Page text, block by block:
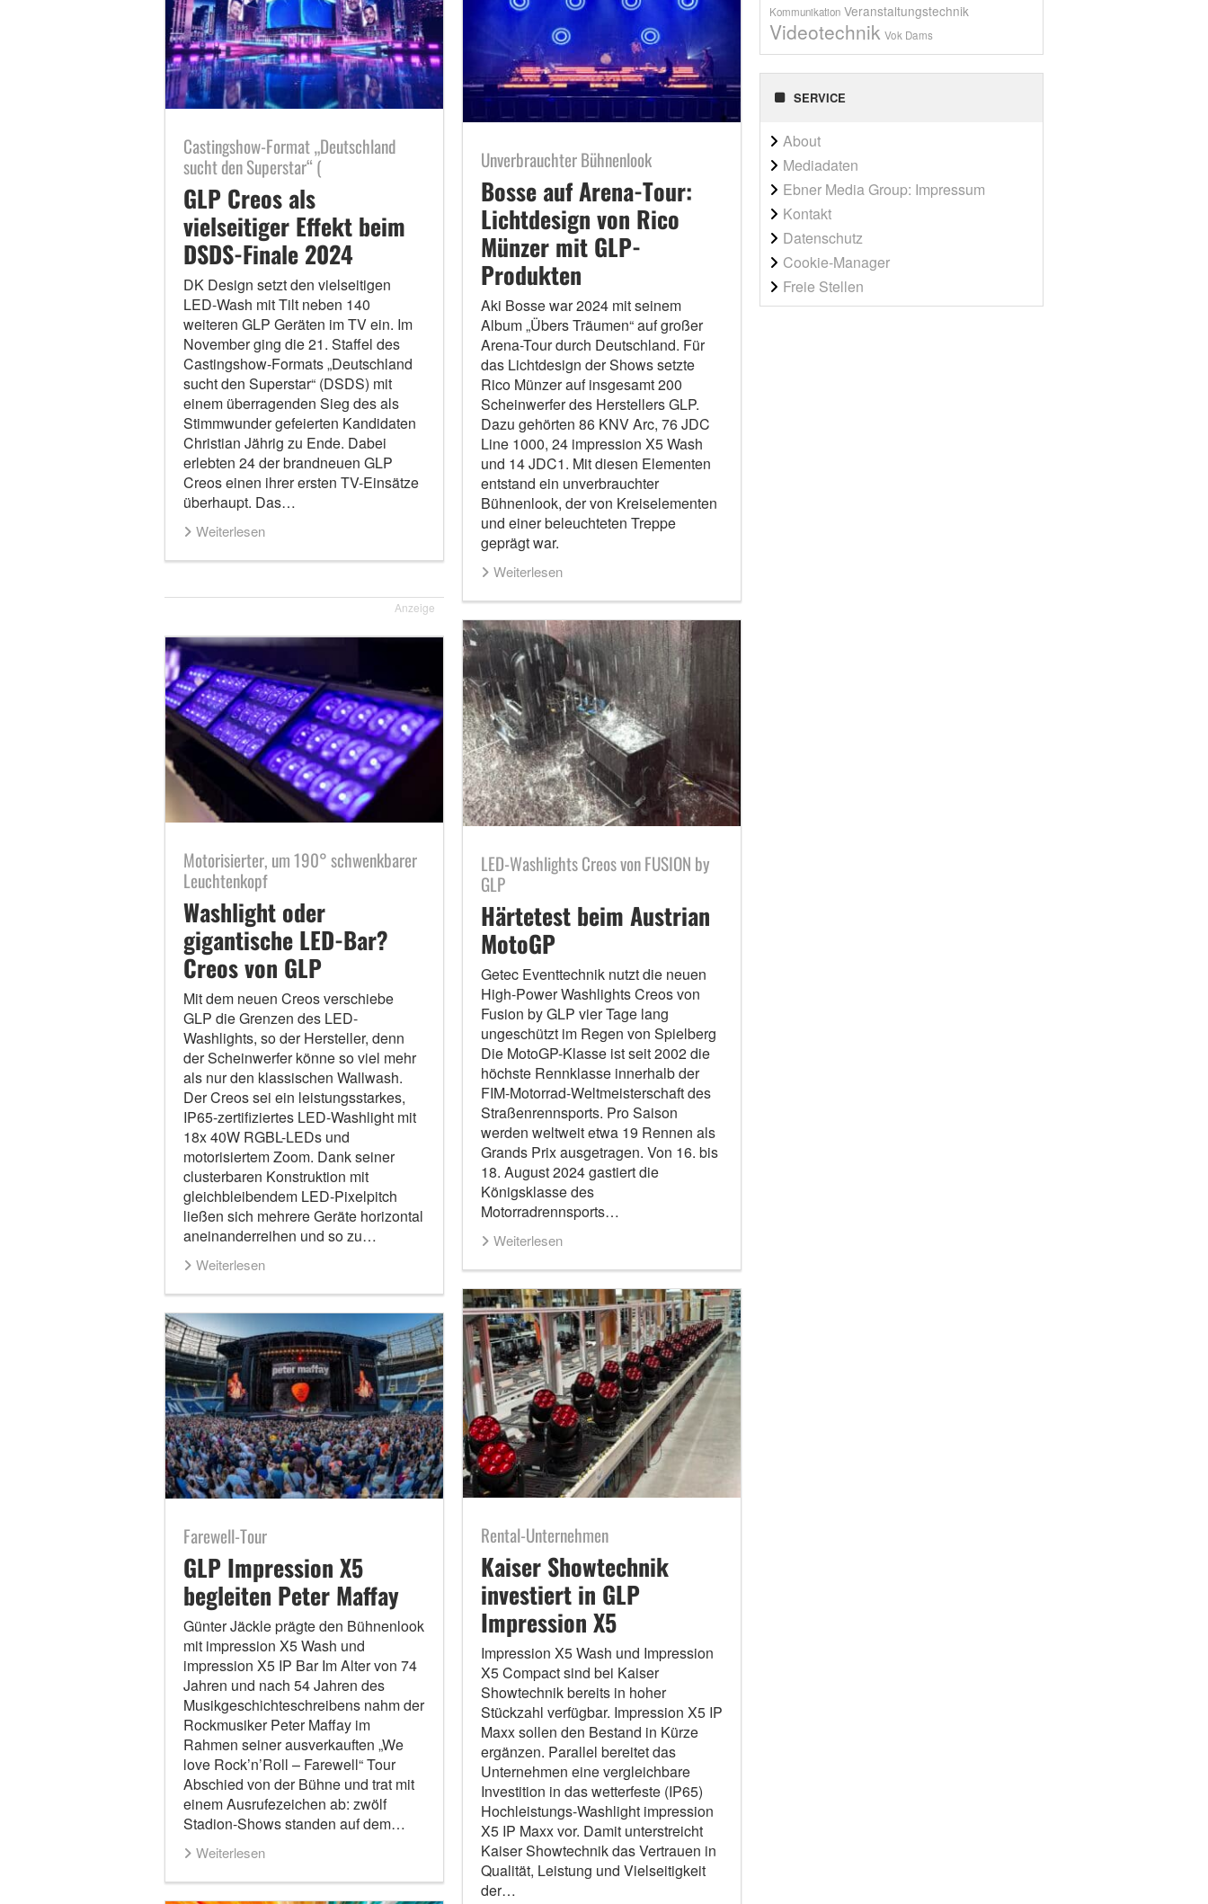
Castingshow-Format „Deutschland
sucht den Superstar“ (
GLP Creos als
vielseitiger Effekt beim
DSDS-Finale 2024
DK Design setzt den vielseitigen
LED-Wash mit Tilt neben 140
weiteren GLP Geräten im TV ein. Im
November ging die 21. Staffel des
Castingshow-Formats „Deutschland
sucht den Superstar“ (DSDS) mit
einem überragenden Sieg des als
Stimmwunder gefeierten Kandidaten
Christian Jährig zu Ende. Dabei
erlebten 24 der brandneuen GLP
Creos einen ihrer ersten TV-Einsätze
überhaupt. Das…
Weiterlesen
Anzeige
Unverbrauchter Bühnenlook
Bosse auf Arena-Tour:
Lichtdesign von Rico
Münzer mit GLP-
Produkten
Aki Bosse war 2024 mit seinem
Album „Übers Träumen“ auf großer
Arena-Tour durch Deutschland. Für
das Lichtdesign der Shows setzte
Rico Münzer auf insgesamt 200
Scheinwerfer des Herstellers GLP.
Dazu gehörten 86 KNV Arc, 76 JDC
Line 1000, 24 impression X5 Wash
und 14 JDC1. Mit diesen Elementen
entstand ein unverbrauchter
Bühnenlook, der von Kreiselementen
und einer beleuchteten Treppe
geprägt war.
Weiterlesen
Motorisierter, um 190° schwenkbarer
Leuchtenkopf
Washlight oder
gigantische LED-Bar?
Creos von GLP
Mit dem neuen Creos verschiebe
GLP die Grenzen des LED-
Washlights, so der Hersteller, denn
der Scheinwerfer könne so viel mehr
als nur den klassischen Wallwash.
Der Creos sei ein leistungsstarkes,
IP65-zertifiziertes LED-Washlight mit
18x 40W RGBL-LEDs und
motorisiertem Zoom. Dank seiner
clusterbaren Konstruktion mit
gleichbleibendem LED-Pixelpitch
ließen sich mehrere Geräte horizontal
aneinanderreihen und so zu…
Weiterlesen
LED-Washlights Creos von FUSION by
GLP
Härtetest beim Austrian
MotoGP
Getec Eventtechnik nutzt die neuen
High-Power Washlights Creos von
Fusion by GLP vier Tage lang
ungeschützt im Regen von Spielberg
Die MotoGP-Klasse ist seit 2002 die
höchste Rennklasse innerhalb der
FIM-Motorrad-Weltmeisterschaft des
Straßenrennsports. Pro Saison
werden weltweit etwa 19 Rennen als
Grands Prix ausgetragen. Von 16. bis
18. August 2024 gastiert die
Königsklasse des
Motorradrennsports…
Weiterlesen
Farewell-Tour
GLP Impression X5
begleiten Peter Maffay
Günter Jäckle prägte den Bühnenlook
mit impression X5 Wash und
impression X5 IP Bar Im Alter von 74
Jahren und nach 54 Jahren des
Musikgeschichteschreibens nahm der
Rockmusiker Peter Maffay im
Rahmen seiner ausverkauften „We
love Rock’n’Roll – Farewell“ Tour
Abschied von der Bühne und trat mit
einem Ausrufezeichen ab: zwölf
Stadion-Shows standen auf dem…
Weiterlesen
Rental-Unternehmen
Kaiser Showtechnik
investiert in GLP
Impression X5
Impression X5 Wash und Impression
X5 Compact sind bei Kaiser
Showtechnik bereits in hoher
Stückzahl verfügbar. Impression X5 IP
Maxx sollen den Bestand in Kürze
ergänzen. Parallel bereitet das
Unternehmen eine vergleichbare
Investition in das wetterfeste (IP65)
Hochleistungs-Washlight impression
X5 IP Maxx vor. Damit unterstreicht
Kaiser Showtechnik das Vertrauen in
Qualität, Leistung und Vielseitigkeit
der…
Kommunikation Veranstaltungstechnik
Videotechnik Vok Dams
SERVICE
About
Mediadaten
Ebner Media Group: Impressum
Kontakt
Datenschutz
Cookie-Manager
Freie Stellen